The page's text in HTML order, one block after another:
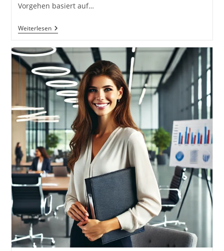
Vorgehen basiert auf…
WeiterlesenDie
List
Zwietrachtsäens.
36
Strategeme
Für
Deinen
Erfolg
Als
Selbstständiger
Und
Unternehmer